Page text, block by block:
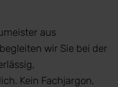
aus
wir Sie bei der
Kein Fachjargon,